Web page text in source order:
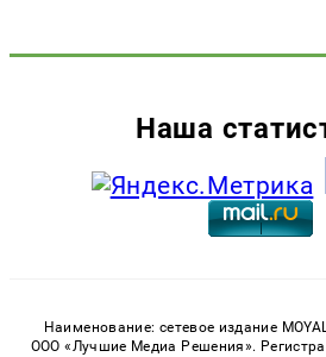
Наша
Наименование: сетевое издание
ООО «Лучшие Медиа Решения».